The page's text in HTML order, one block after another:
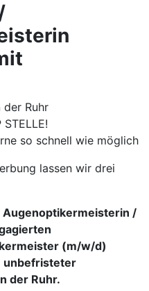
Ruhr
STELLE!
so schnell wie möglich
lassen wir drei
/
(m/w/d)
unbefristeter
der Ruhr.